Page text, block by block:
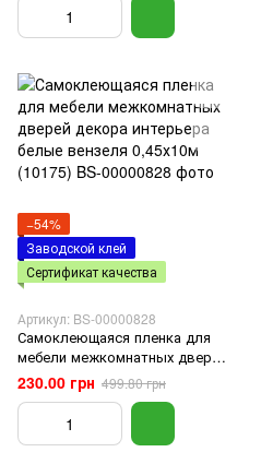
−54%
Заводской клей
Сертификат качества
Артикул: BS-00000828
Самоклеющаяся пленка для
мебели межкомнатных дверей
декора интерьера белые
вензеля 0,45х10м (10175)
230.00 грн 499.80 грн